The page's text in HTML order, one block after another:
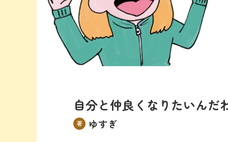
自分と仲良くなりたいんだ
著 ゆすぎ